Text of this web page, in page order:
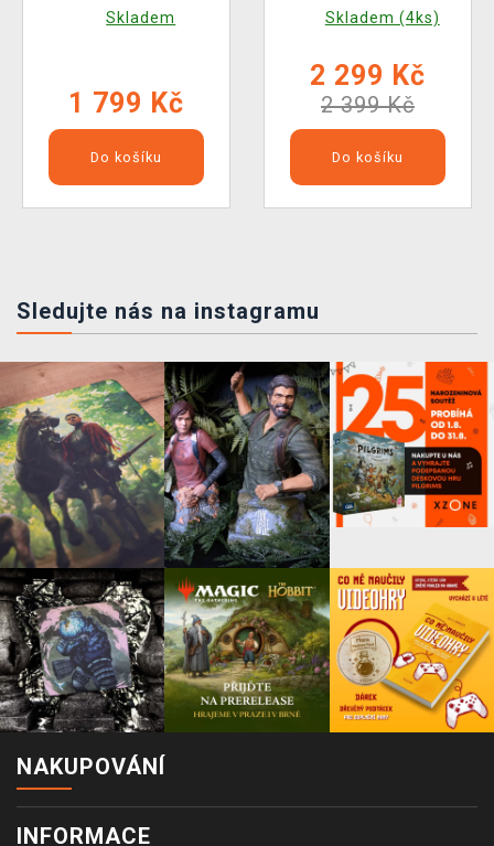
Skladem
1 799 Kč
Do košíku
Evil: Requiem Edition
Skladem (4ks)
2 299 Kč
2 399 Kč
Do košíku
Sledujte nás na instagramu
NAKUPOVÁNÍ
INFORMACE